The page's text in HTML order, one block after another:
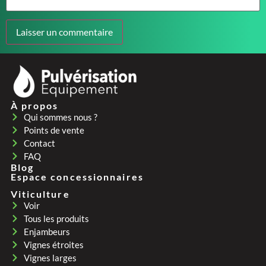
À propos
Qui sommes nous ?
Points de vente
Contact
FAQ
Blog
Espace concessionnaires
Viticulture
Voir
Tous les produits
Enjambeurs
Vignes étroites
Vignes larges